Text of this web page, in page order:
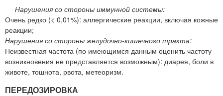
Нарушения со стороны иммунной системы:
Очень редко (< 0,01%): аллергические реакции, включая кожные
реакции;
Нарушения со стороны желудочно-кишечного тракта:
Неизвестная частота (по имеющимся данным оценить частоту
возникновения не представляется возможным): диарея, боли в
животе, тошнота, рвота, метеоризм.
ПЕРЕДОЗИРОВКА